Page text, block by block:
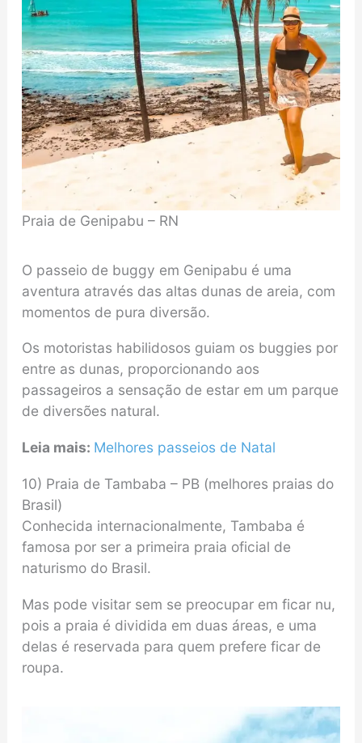
Praia de Genipabu – RN
O passeio de buggy em Genipabu é uma
aventura através das altas dunas de areia, com
momentos de pura diversão.
Os motoristas habilidosos guiam os buggies por
entre as dunas, proporcionando aos
passageiros a sensação de estar em um parque
de diversões natural.
Leia mais: Melhores passeios de Natal
10) Praia de Tambaba – PB (melhores praias do
Brasil)
Conhecida internacionalmente, Tambaba é
famosa por ser a primeira praia oficial de
naturismo do Brasil.
Mas pode visitar sem se preocupar em ficar nu,
pois a praia é dividida em duas áreas, e uma
delas é reservada para quem prefere ficar de
roupa.